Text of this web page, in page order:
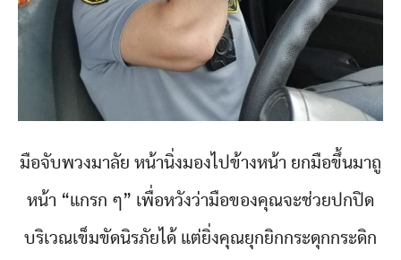
มือจับพวงมาลัย หน้านิ่งมองไปข้างหน้า ยกมือขึ้นมาถู
หน้า “แกรก ๆ” เพื่อหวังว่ามือของคุณจะช่วยปกปิด
บริเวณเข็มขัดนิรภัยได้ แต่ยิ่งคุณยุกยิกกระดุกกระดิก